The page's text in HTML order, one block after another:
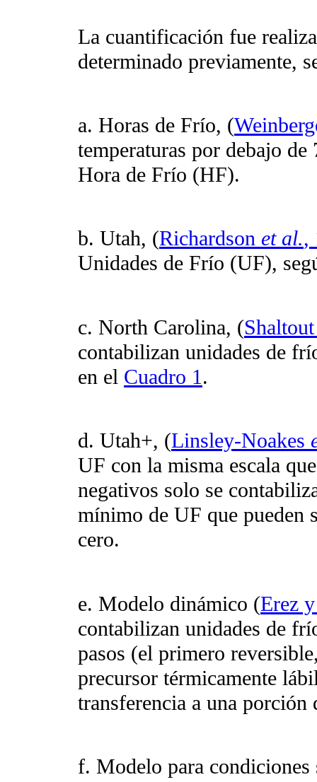
La cuantificación fue
determinado previamente,
a. Horas de Frío, (
temperaturas por debajo
Hora de Frío (HF).
b. Utah, (Richardson et al.,
Unidades de Frío (UF),
c. North Carolina, (
contabilizan unidades de
en el Cuadro 1.
d. Utah+, (Linsley-Noakes
UF con la misma escala
negativos solo se
mínimo de UF que pueden
cero.
e. Modelo dinámico (Erez
contabilizan unidades de
pasos (el primero
precursor térmicamente
transferencia a una
f. Modelo para condiciones